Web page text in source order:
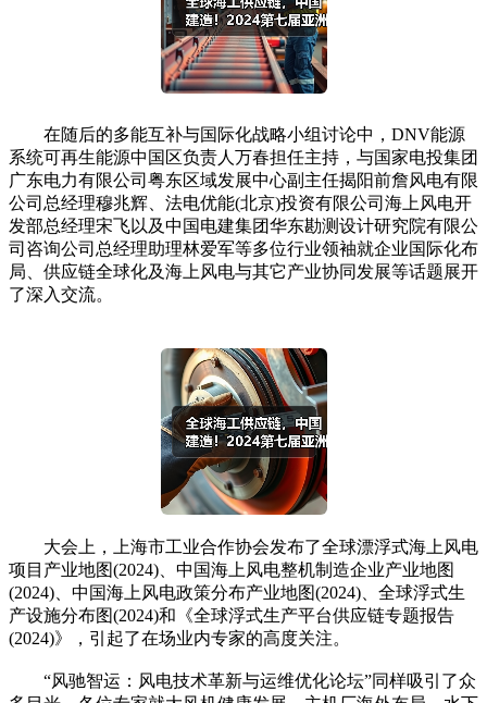
在随后的多能互补与国际化战略小组讨论中，DNV能源
系统可再生能源中国区负责人万春担任主持，与国家电投集团
广东电力有限公司粤东区域发展中心副主任揭阳前詹风电有限
公司总经理穆兆辉、法电优能(北京)投资有限公司海上风电开
发部总经理宋飞以及中国电建集团华东勘测设计研究院有限公
司咨询公司总经理助理林爱军等多位行业领袖就企业国际化布
局、供应链全球化及海上风电与其它产业协同发展等话题展开
了深入交流。
大会上，上海市工业合作协会发布了全球漂浮式海上风电
项目产业地图(2024)、中国海上风电整机制造企业产业地图
(2024)、中国海上风电政策分布产业地图(2024)、全球浮式生
产设施分布图(2024)和《全球浮式生产平台供应链专题报告
(2024)》，引起了在场业内专家的高度关注。
“风驰智运：风电技术革新与运维优化论坛”同样吸引了众